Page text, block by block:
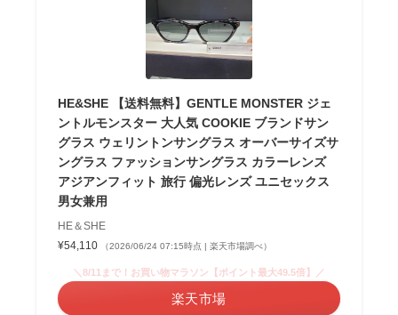
HE&SHE 【送料無料】GENTLE MONSTER ジェ
ントルモンスター 大人気 COOKIE ブランドサン
グラス ウェリントンサングラス オーバーサイズサ
ングラス ファッションサングラス カラーレンズ
アジアンフィット 旅行 偏光レンズ ユニセックス
男女兼用
HE＆SHE
¥54,110
（2026/06/24 07:15時点 | 楽天市場調べ）
＼8/11まで！お買い物マラソン【ポイント最大49.5倍】／
楽天市場